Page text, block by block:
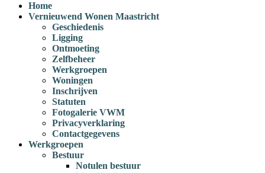
Home
Vernieuwend Wonen Maastricht
Geschiedenis
Ligging
Ontmoeting
Zelfbeheer
Werkgroepen
Woningen
Inschrijven
Statuten
Fotogalerie VWM
Privacyverklaring
Contactgegevens
Werkgroepen
Bestuur
Notulen bestuur